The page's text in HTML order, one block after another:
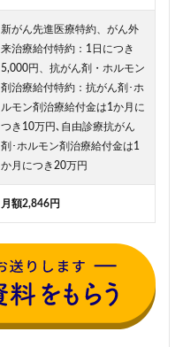
新がん先進医療特約、がん外
来治療給付特約：1日につき
5,000円、抗がん剤・ホルモン
剤治療給付特約：抗がん剤･ホ
ルモン剤治療給付金は1か月に
つき10万円､自由診療抗がん
剤･ホルモン剤治療給付金は1
か月につき20万円
月額2,846円